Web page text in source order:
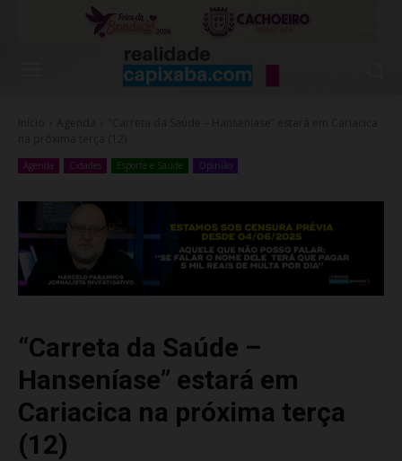
Agenda Cidades Esporte e Saúde Opinião
“Carreta da Saúde –
Hanseníase” estará em
Cariacica na próxima terça
(12)